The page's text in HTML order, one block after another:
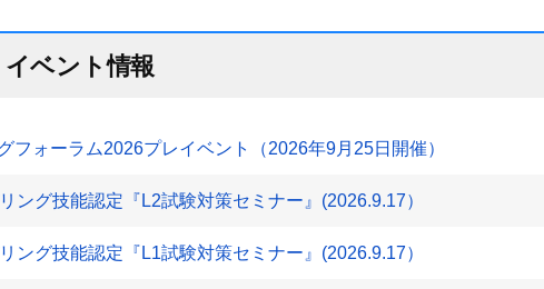
ベント情報
フォーラム2026プレイベント（2026年9月25日開催）
ング技能認定『L2試験対策セミナー』(2026.9.17）
ング技能認定『L1試験対策セミナー』(2026.9.17）